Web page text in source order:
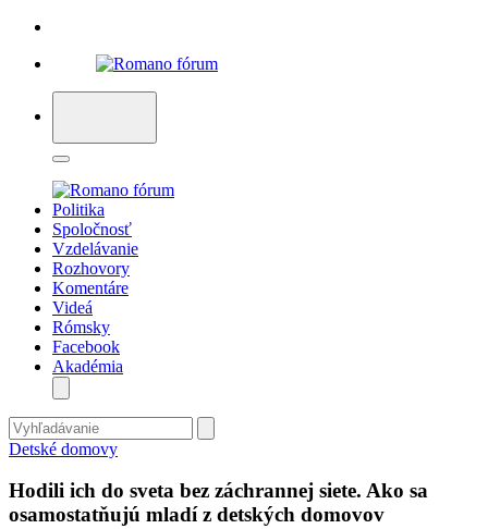
Politika
Spoločnosť
Vzdelávanie
Rozhovory
Komentáre
Videá
Rómsky
Facebook
Akadémia
Detské domovy
Hodili ich do sveta bez záchrannej siete. Ako sa
osamostatňujú mladí z detských domovov